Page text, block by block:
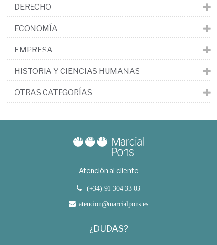
DERECHO
ECONOMÍA
EMPRESA
HISTORIA Y CIENCIAS HUMANAS
OTRAS CATEGORÍAS
Atención al cliente
(+34) 91 304 33 03
atencion@marcialpons.es
¿DUDAS?